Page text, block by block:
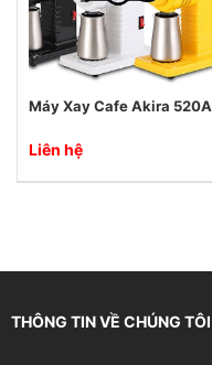
Máy Xay Cafe Akira 520A
Liên hệ
THÔNG TIN VỀ CHÚNG TÔI